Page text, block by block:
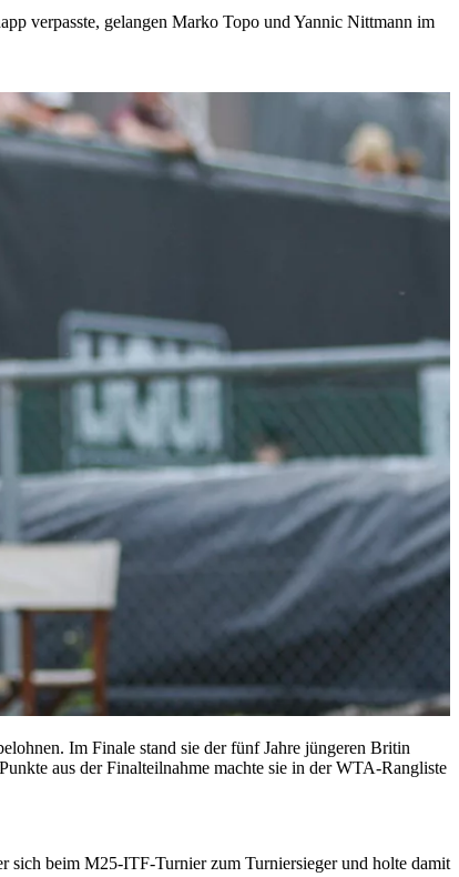
verpasste, gelangen Marko Topo und Yannic Nittmann im
Im Finale stand sie der fünf Jahre jüngeren Britin
aus der Finalteilnahme machte sie in der WTA-Rangliste
sich beim M25-ITF-Turnier zum Turniersieger und holte damit